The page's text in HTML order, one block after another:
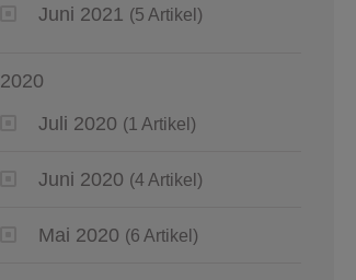
Juni 2021 (5 Artikel)
2020
Juli 2020 (1 Artikel)
Juni 2020 (4 Artikel)
Mai 2020 (6 Artikel)